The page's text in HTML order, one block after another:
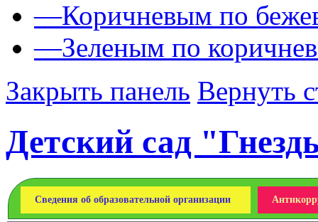
—Коричневым по
—Зеленым по
Закрыть панель Вернуть
Детский сад
Сведения об образовательной организации